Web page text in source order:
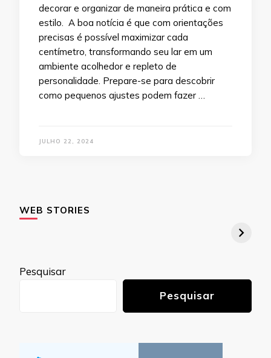
decorar e organizar de maneira prática e com
estilo. A boa notícia é que com orientações
precisas é possível maximizar cada
centímetro, transformando seu lar em um
ambiente acolhedor e repleto de
personalidade. Prepare-se para descobrir
como pequenos ajustes podem fazer …
JULHO 22, 2024
WEB STORIES
Pesquisar
Pesquisar